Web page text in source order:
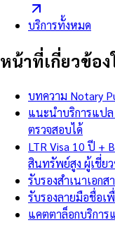
บริการทั้งหมด
หน้าที่เกี่ยวข้อง
บทความ Notary
แนะนำบริการแปล
ตรวจสอบได้
LTR Visa 10 ปี +
สินทรัพย์สูง ผู้เชี่ย
รับรองสำเนาเอกส
รับรองลายมือชื่อ
แคตตาล็อกบริการ